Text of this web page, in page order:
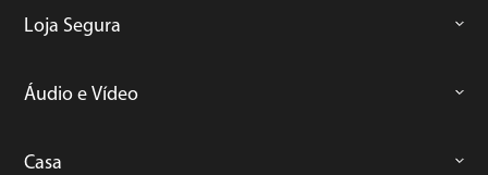
Loja Segura
Áudio e Vídeo
Casa